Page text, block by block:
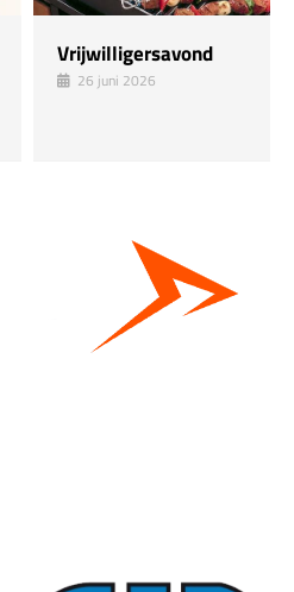
Vrijwilligersavond
26 juni 2026